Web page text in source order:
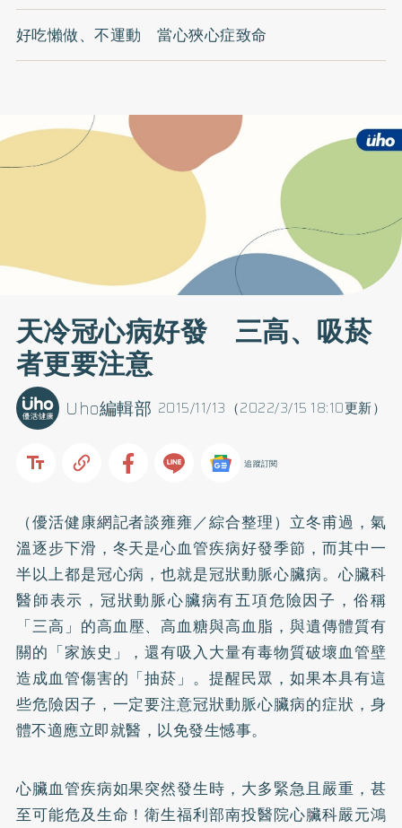
好吃懶做、不運動 當心狹心症致命
天冷冠心病好發 三高、吸菸
者更要注意
2015/11/13（2022/3/15 18:10更新）
Uho編輯部
追蹤訂閱
（優活健康網記者談雍雍／綜合整理）立冬甫過，氣
溫逐步下滑，冬天是心血管疾病好發季節，而其中一
半以上都是冠心病，也就是冠狀動脈心臟病。心臟科
醫師表示，冠狀動脈心臟病有五項危險因子，俗稱
「三高」的高血壓、高血糖與高血脂 ，與遺傳體質有
關的「家族史」，還有吸入大量有毒物質破壞血管壁
造成血管傷害的「抽菸」。提醒民眾，如果本具有這
些危險因子，一定要注意冠狀動脈心臟病的症狀，身
體不適應立即就醫，以免發生憾事。
心臟血管疾病如果突然發生時，大多緊急且嚴重，甚
至可能危及生命！衛生福利部南投醫院心臟科嚴元鴻